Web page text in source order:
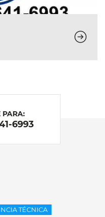
PARA:
6993
TÉCNICA